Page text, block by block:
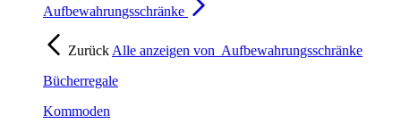
Aufbewahrungsschränke
Zurück Alle anzeigen von Aufbewahrungsschränke
Bücherregale
Kommoden